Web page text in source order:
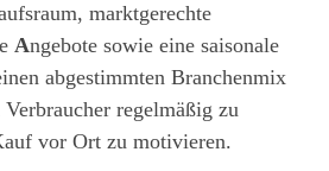
marktgerechte
Angebote sowie eine saisonale
abgestimmten Branchenmix
regelmäßig zu
vor Ort zu motivieren.